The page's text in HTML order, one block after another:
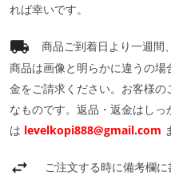
れば幸いです。
商品ご到着日より一週間
商品は画像と明らかに違うの
金をご請求ください。お客様
なものです。返品・返金はし
は levelkopi888@gmail.com
ご注文する時に備考欄